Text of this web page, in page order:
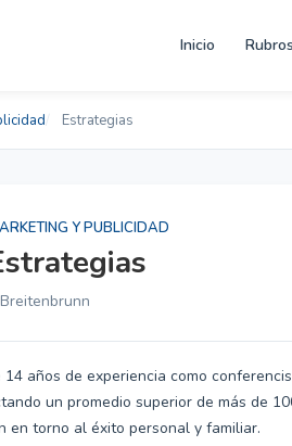
Inicio Rubros
Estrategias
Y PUBLICIDAD
Breitenbrunn
14 años de experiencia como
un promedio superior de más de
en torno al éxito personal y familiar.